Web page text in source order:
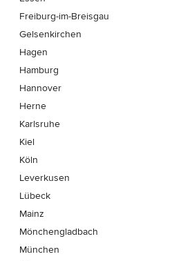
Freiburg-im-Breisgau
Gelsenkirchen
Hagen
Hamburg
Hannover
Herne
Karlsruhe
Kiel
Köln
Leverkusen
Lübeck
Mainz
Mönchen­gladbach
München